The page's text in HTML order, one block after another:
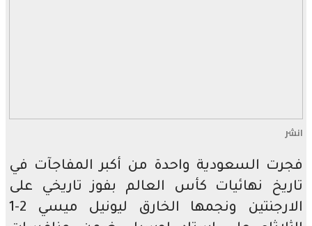
انشر
فجرت السعودية واحدة من أكبر المفاجآت في
تاريخ نهائيات كأس العالم بفوز تاريخي على
الارجنتين ونجمها الخارق ليونيل ميسي 2-1